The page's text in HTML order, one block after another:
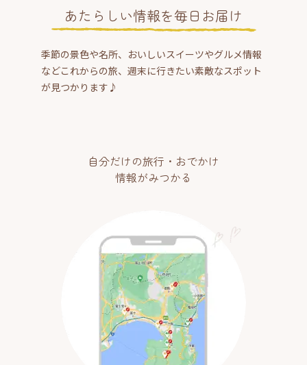
あたらしい情報を毎日お届け
季節の景色や名所、おいしいスイーツやグルメ情報
などこれからの旅、週末に行きたい素敵なスポット
が見つかります♪
自分だけの旅行・おでかけ
情報がみつかる